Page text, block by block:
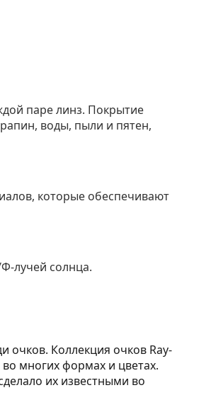
паре линз. Покрытие
воды, пыли и пятен,
которые обеспечивают
лучей солнца.
очков. Коллекция очков Ray-
многих формах и цветах.
их известными во